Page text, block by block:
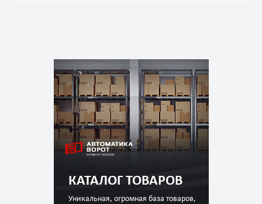
КАТАЛОГ ТОВАРОВ
Уникальная, огромная база товаров,